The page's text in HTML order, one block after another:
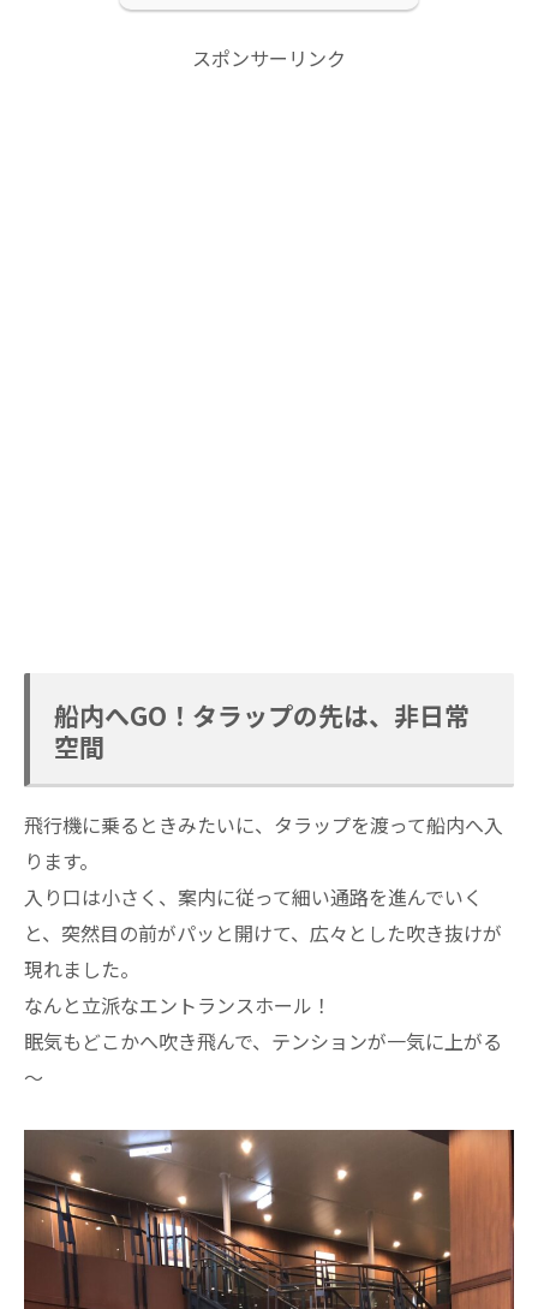
スポンサーリンク
船内へGO！タラップの先は、非日常
空間
飛行機に乗るときみたいに、タラップを渡って船内へ入
ります。
入り口は小さく、案内に従って細い通路を進んでいく
と、突然目の前がパッと開けて、広々とした吹き抜けが
現れました。
なんと立派なエントランスホール！
眠気もどこかへ吹き飛んで、テンションが一気に上がる
～